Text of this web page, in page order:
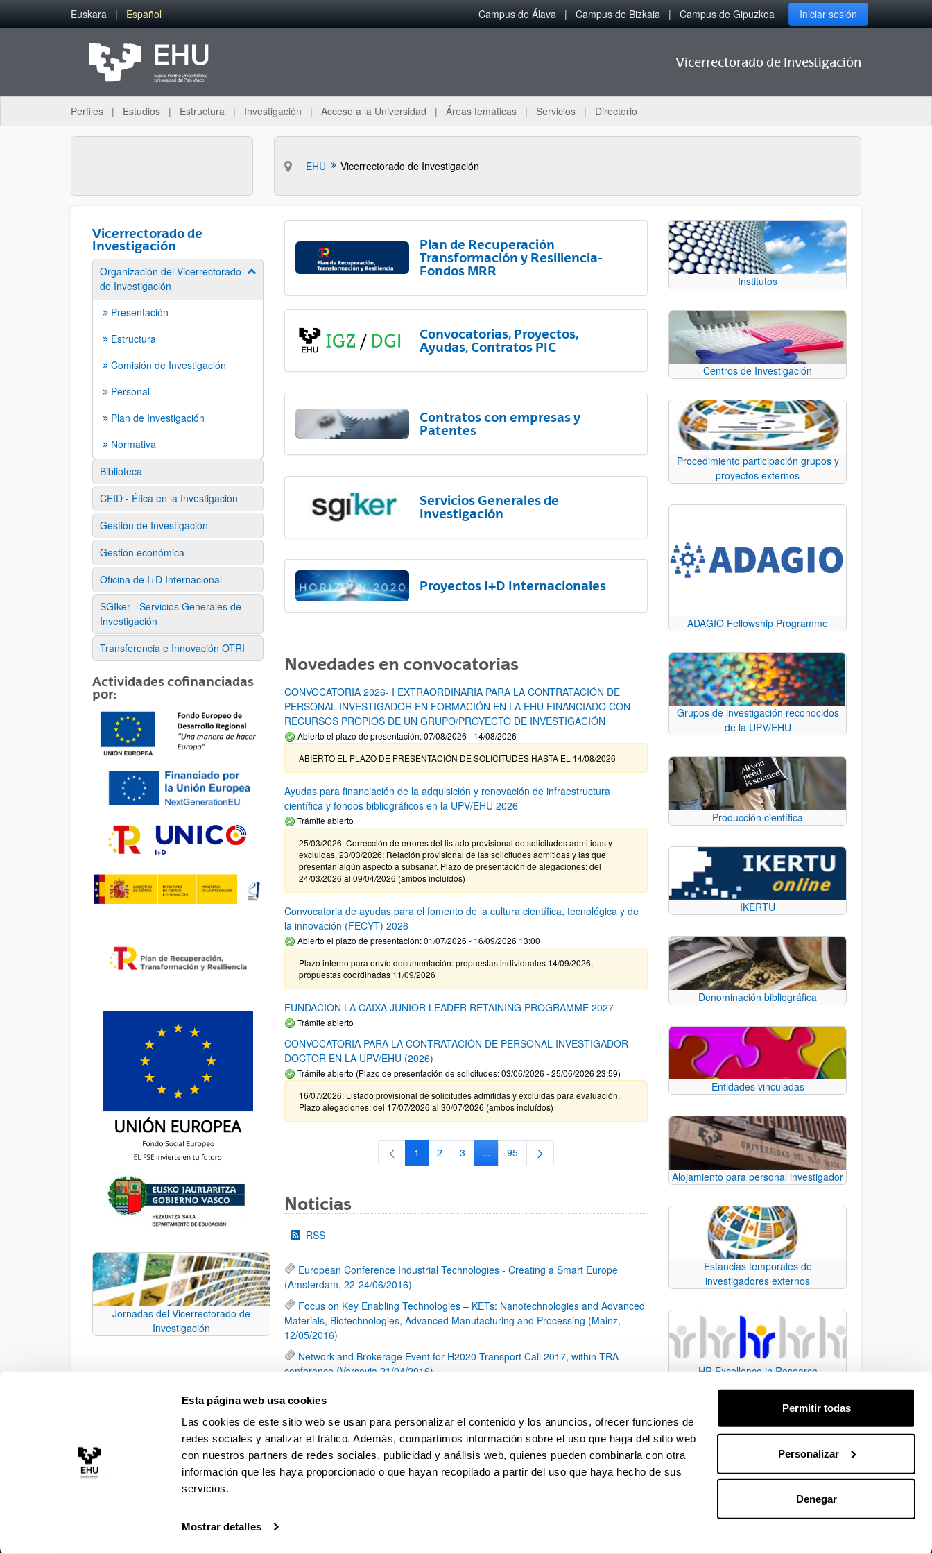
Esta página web usa cookies
Las cookies de este sitio web se usan para personalizar el contenido y los anuncios, ofrecer funciones de
redes sociales y analizar el tráfico. Además, compartimos información sobre el uso que haga del sitio web
con nuestros partners de redes sociales, publicidad y análisis web, quienes pueden combinarla con otra
información que les haya proporcionado o que hayan recopilado a partir del uso que haya hecho de sus
servicios.
Mostrar detalles
Permitir todas
Personalizar
Denegar
Saltar al contenido principal
Euskara Español Campus de Álava Campus de Bizkaia Campus de Gipuzkoa Iniciar sesión
Vicerrectorado de Investigación
Perfiles Estudios Estructura Investigación Acceso a la Universidad Áreas temáticas Servicios Directorio
EHU Vicerrectorado de Investigación
Vicerrectorado de
Investigación
Organización del Vicerrectorado
de Investigación
Mostrar/ocultar subpáginas
Presentación
Estructura
Comisión de Investigación
Personal
Plan de Investigación
Normativa
Biblioteca
CEID - Ética en la Investigación
Gestión de Investigación
Gestión económica
Oficina de I+D Internacional
SGIker - Servicios Generales de
Investigación
Transferencia e Innovación OTRI
Actividades cofinanciadas
por:
Jornadas del Vicerrectorado de
Investigación
Plan de Recuperación
Transformación y Resiliencia-
Fondos MRR
Convocatorias, Proyectos,
Ayudas, Contratos PIC
Contratos con empresas y
Patentes
Servicios Generales de
Investigación
Proyectos I+D Internacionales
Novedades en convocatorias
CONVOCATORIA 2026- I EXTRAORDINARIA PARA LA CONTRATACIÓN DE
PERSONAL INVESTIGADOR EN FORMACIÓN EN LA EHU FINANCIADO CON
RECURSOS PROPIOS DE UN GRUPO/PROYECTO DE INVESTIGACIÓN
Abierto el plazo de presentación: 07/08/2026 - 14/08/2026
ABIERTO EL PLAZO DE PRESENTACIÓN DE SOLICITUDES HASTA EL 14/08/2026
Ayudas para financiación de la adquisición y renovación de infraestructura
científica y fondos bibliográficos en la UPV/EHU 2026
Trámite abierto
25/03/2026: Corrección de errores del listado provisional de solicitudes admitidas y
excluidas. 23/03/2026: Relación provisional de las solicitudes admitidas y las que
presentan algún aspecto a subsanar. Plazo de presentación de alegaciones: del
24/03/2026 al 09/04/2026 (ambos incluídos)
Convocatoria de ayudas para el fomento de la cultura científica, tecnológica y de
la innovación (FECYT) 2026
Abierto el plazo de presentación: 01/07/2026 - 16/09/2026 13:00
Plazo interno para envío documentación: propuestas individuales 14/09/2026,
propuestas coordinadas 11/09/2026
FUNDACION LA CAIXA JUNIOR LEADER RETAINING PROGRAMME 2027
Trámite abierto
CONVOCATORIA PARA LA CONTRATACIÓN DE PERSONAL INVESTIGADOR
DOCTOR EN LA UPV/EHU (2026)
Trámite abierto (Plazo de presentación de solicitudes: 03/06/2026 - 25/06/2026 23:59)
16/07/2026: Listado provisional de solicitudes admitidas y excluidas para evaluación.
Plazo alegaciones: del 17/07/2026 al 30/07/2026 (ambos incluídos)
Página
1 Página
2 Página
3 ...Páginas intermedias Use TAB para desplazarse.
Página
95
Noticias
RSS
European Conference Industrial Technologies - Creating a Smart Europe
(Amsterdam, 22-24/06/2016)
Focus on Key Enabling Technologies – KETs: Nanotechnologies and Advanced
Materials, Biotechnologies, Advanced Manufacturing and Processing (Mainz,
12/05/2016)
Network and Brokerage Event for H2020 Transport Call 2017, within TRA
conference (Varsovia 21/04/2016)
17/03/2016)
Jornada Informativa JTI ECSEL (Madrid, 14 Marzo 2016)
Página
1 ...Páginas intermedias Use TAB para desplazarse.
Página
28 Página
29 Página
30 ...Páginas intermedias Use TAB para desplazarse.
Página
79
Institutos
Centros de Investigación
Procedimiento participación grupos y
proyectos externos
ADAGIO Fellowship Programme
Grupos de investigación reconocidos
de la UPV/EHU
Producción científica
IKERTU
Denominación bibliográfica
Entidades vinculadas
Alojamiento para personal investigador
Estancias temporales de
investigadores externos
HR Excellence in Research